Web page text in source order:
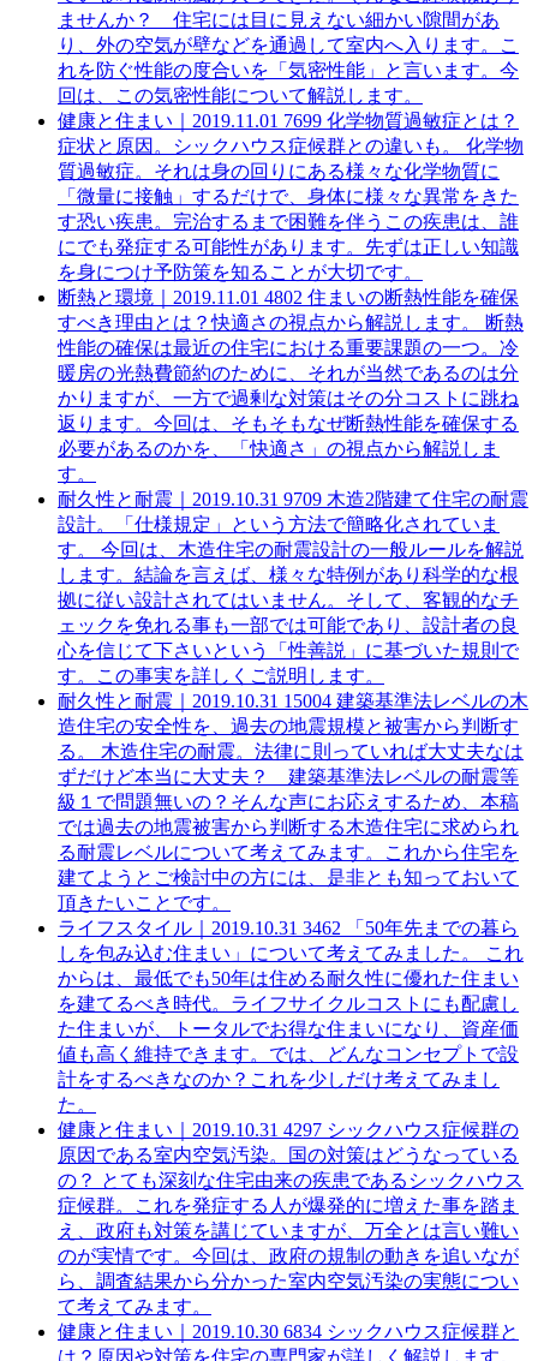
ませんか？ 住宅には目に見えない細かい隙間があ
り、外の空気が壁などを通過して室内へ入ります。こ
れを防ぐ性能の度合いを「気密性能」と言います。今
回は、この気密性能について解説します。
健康と住まい｜ 2019.11.01 7699 化学物質過敏症とは？
症状と原因。シックハウス症候群との違いも。
化学物
質過敏症。それは身の回りにある様々な化学物質に
「微量に接触」するだけで、身体に様々な異常をきた
す恐い疾患。完治するまで困難を伴うこの疾患は、誰
にでも発症する可能性があります。先ずは正しい知識
を身につけ予防策を知ることが大切です。
断熱と環境｜ 2019.11.01 4802 住まいの断熱性能を確保
すべき理由とは？快適さの視点から解説します。
断熱
性能の確保は最近の住宅における重要課題の一つ。冷
暖房の光熱費節約のために、それが当然であるのは分
かりますが、一方で過剰な対策はその分コストに跳ね
返ります。今回は、そもそもなぜ断熱性能を確保する
必要があるのかを、「快適さ」の視点から解説しま
す。
耐久性と耐震｜ 2019.10.31 9709 木造2階建て住宅の耐震
設計。「仕様規定」という方法で簡略化されていま
す。
今回は、木造住宅の耐震設計の一般ルールを解説
します。結論を言えば、様々な特例があり科学的な根
拠に従い設計されてはいません。そして、客観的なチ
ェックを免れる事も一部では可能であり、設計者の良
心を信じて下さいという「性善説」に基づいた規則で
す。この事実を詳しくご説明します。
耐久性と耐震｜ 2019.10.31 15004 建築基準法レベルの木
造住宅の安全性を、過去の地震規模と被害から判断す
る。
木造住宅の耐震。法律に則っていれば大丈夫なは
ずだけど本当に大丈夫？ 建築基準法レベルの耐震等
級１で問題無いの？そんな声にお応えするため、本稿
では過去の地震被害から判断する木造住宅に求められ
る耐震レベルについて考えてみます。これから住宅を
建てようとご検討中の方には、是非とも知っておいて
頂きたいことです。
ライフスタイル｜ 2019.10.31 3462
「50年先までの暮ら
しを包み込む住まい」について考えてみました。
これ
からは、最低でも50年は住める耐久性に優れた住まい
を建てるべき時代。ライフサイクルコストにも配慮し
た住まいが、トータルでお得な住まいになり、資産価
値も高く維持できます。では、どんなコンセプトで設
計をするべきなのか？これを少しだけ考えてみまし
た。
健康と住まい｜ 2019.10.31 4297 シックハウス症候群の
原因である室内空気汚染。国の対策はどうなっている
の？ とても深刻な住宅由来の疾患であるシックハウス
症候群。これを発症する人が爆発的に増えた事を踏ま
え、政府も対策を講じていますが、万全とは言い難い
のが実情です。今回は、政府の規制の動きを追いなが
ら、調査結果から分かった室内空気汚染の実態につい
て考えてみます。
健康と住まい｜ 2019.10.30 6834 シックハウス症候群と
は？原因や対策を住宅の専門家が詳しく解説します。